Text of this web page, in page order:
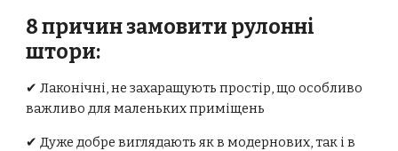
8 причин замовити рулонні
штори:
✔ Лаконічні, не захаращують простір, що особливо
важливо для маленьких приміщень
✔ Дуже добре виглядають як в модернових, так і в